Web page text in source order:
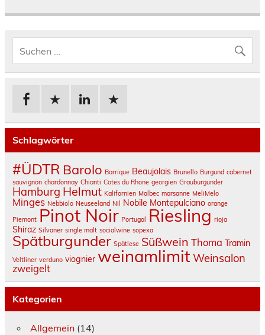
Schlagwörter
#ÜDTR Barolo Barrique Beaujolais Brunello Burgund cabernet
sauvignon chardonnay Chianti Cotes du Rhone georgien Grauburgunder
Hamburg Helmut Kalifornien Malbec marsanne MeliMelo
Minges Nebbiolo Neuseeland Nil Nobile Montepulciano orange
Piemont Pinot Noir Portugal Riesling rioja
Shiraz Silvaner single malt socialwine sopexa
Spätburgunder Spätlese Süßwein Thoma Tramin
Veltliner verduno viognier weinamlimit Weinsalon
zweigelt
Kategorien
Allgemein(14)